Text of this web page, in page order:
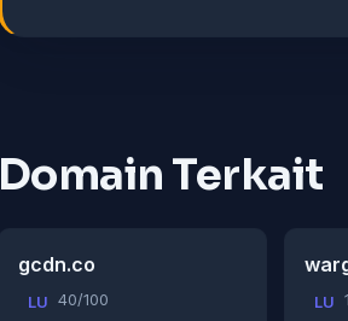
Domain Terkait
gcdn.co
LU 40/100 LU